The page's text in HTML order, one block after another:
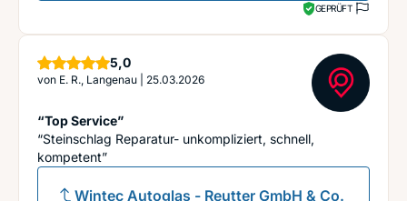
GEPRÜFT
5,0Sterne
von E. R., Langenau 25.03.2026
“Top Service”
“Steinschlag Reparatur- unkompliziert, schnell,
kompetent”
Wintec Autoglas - Reutter GmbH & Co.